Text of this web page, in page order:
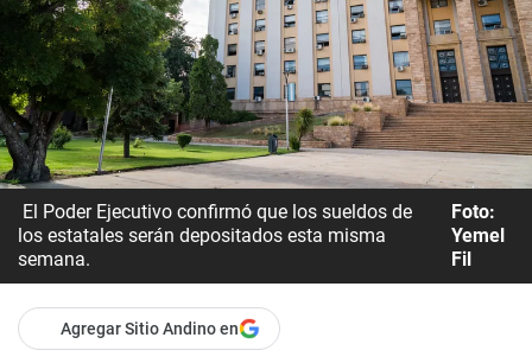
El Poder Ejecutivo confirmó que los sueldos de
los estatales serán depositados esta misma
semana.
Foto:
Yemel
Fil
Agregar Sitio Andino en